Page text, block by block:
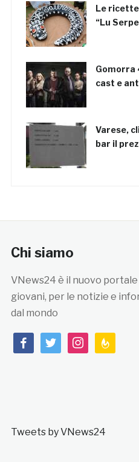
Le
“Lu
Gomorra
cast e
Varese,
bar il
Chi siamo
VNews24 è il nuovo
giovani, per le notizie e
dal mondo
facebooktwitterinstagram
Tweets by VNews24